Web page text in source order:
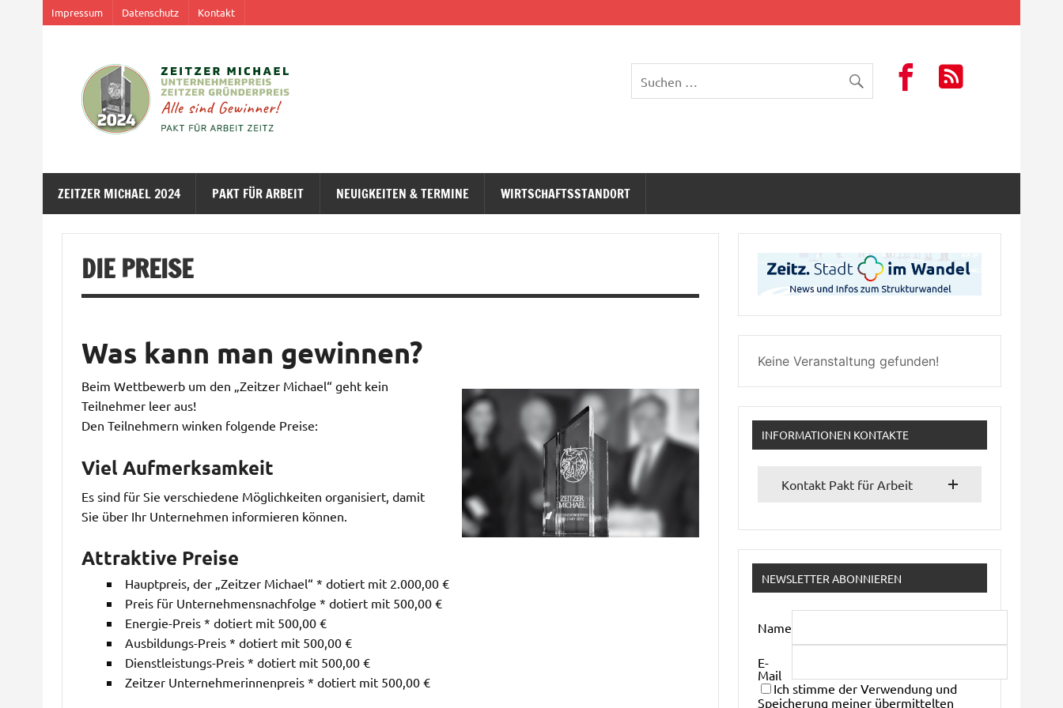
Impressum Datenschutz Kontakt
ZEITZER MICHAEL 2024 PAKT FÜR ARBEIT NEUIGKEITEN & TERMINE WIRTSCHAFTSSTANDORT
DIE PREISE
Was kann man gewinnen?
Beim Wettbewerb um den „Zeitzer Michael“ geht kein
Teilnehmer leer aus!
Den Teilnehmern winken folgende Preise:
Viel Aufmerksamkeit
Es sind für Sie verschiedene Möglichkeiten organisiert, damit
Sie über Ihr Unternehmen informieren können.
Attraktive Preise
Hauptpreis, der „Zeitzer Michael“ * dotiert mit 2.000,00 €
Preis für Unternehmensnachfolge * dotiert mit 500,00 €
Energie-Preis * dotiert mit 500,00 €
Ausbildungs-Preis * dotiert mit 500,00 €
Dienstleistungs-Preis * dotiert mit 500,00 €
Zeitzer Unternehmerinnenpreis * dotiert mit 500,00 €
Keine Veranstaltung gefunden!
INFORMATIONEN KONTAKTE
Kontakt Pakt für Arbeit
NEWSLETTER ABONNIEREN
Name
E-
Mail
Ich stimme der Verwendung und
Speicherung meiner übermittelten